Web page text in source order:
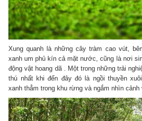
Xung quanh là những cây tràm cao vút,
xanh um phủ kín cả mặt nước, cũng là nơi
động vật hoang dã . Một trong những trải
thú nhất khi đến đây đó là ngồi thuyền
xanh thẳm trong khu rừng và ngắm nhìn cảnh